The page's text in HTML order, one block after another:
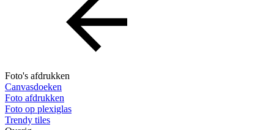
Foto's afdrukken
Canvasdoeken
Foto afdrukken
Foto op plexiglas
Trendy tiles